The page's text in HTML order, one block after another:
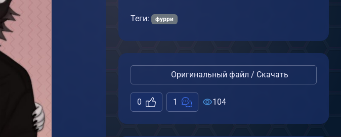
Теги: фурри
Оригинальный файл / Скачать
0 1 104